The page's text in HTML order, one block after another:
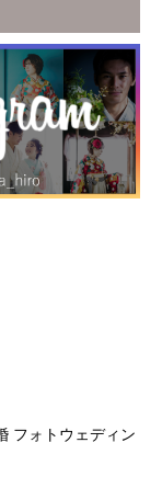
フォトウェディン